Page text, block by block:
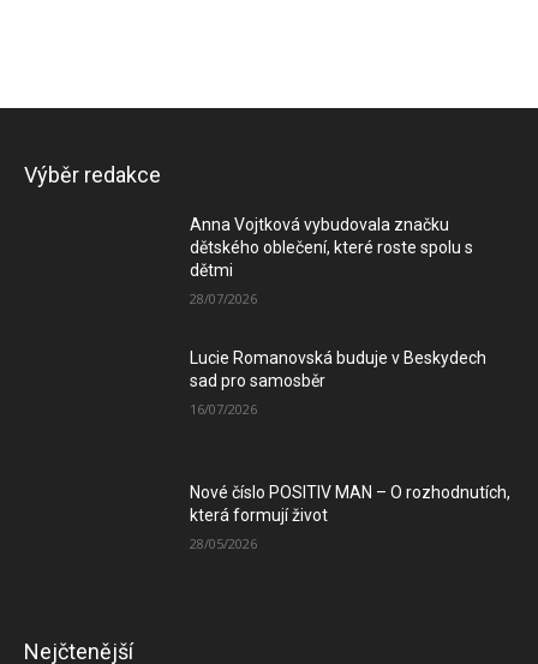
Výběr redakce
Anna Vojtková vybudovala značku
dětského oblečení, které roste spolu s
dětmi
28/07/2026
Lucie Romanovská buduje v Beskydech
sad pro samosběr
16/07/2026
Nové číslo POSITIV MAN – O rozhodnutích,
která formují život
28/05/2026
Nejčtenější